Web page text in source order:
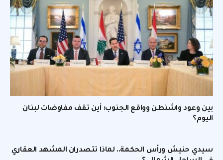
بين وعود واشنطن وواقع الجنوب: أين تقف مفاوضات لبنان
اليوم؟
سيدي حنيش ورأس الحكمة.. لماذا تتصدران المشهد العقاري